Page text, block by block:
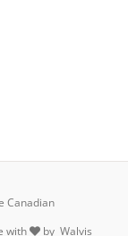
Canadian
with
by Walvis